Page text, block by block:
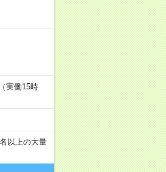
実働15時
以上の大量